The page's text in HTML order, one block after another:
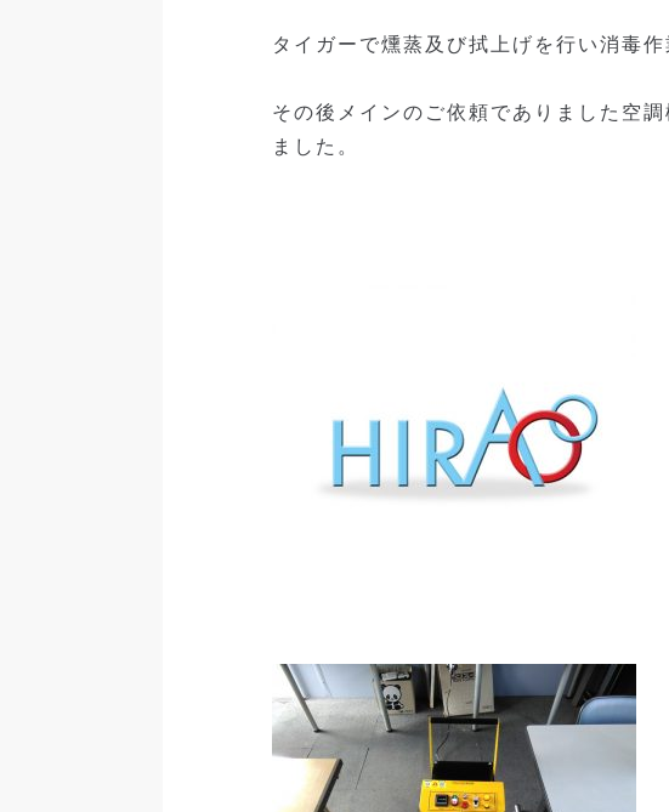
タイガーで燻蒸及び拭上げを行い消毒作
その後メインのご依頼でありました空
ました。